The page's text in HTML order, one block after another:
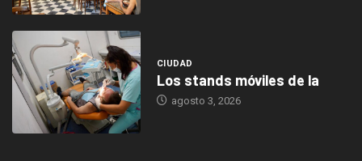
CIUDAD
Los stands móviles de la
agosto 3, 2026